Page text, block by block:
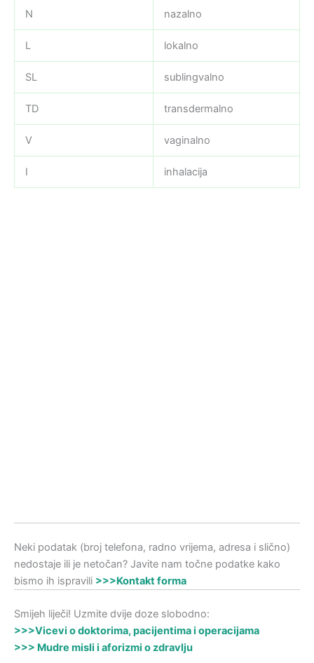
N nazalno
L lokalno
SL sublingvalno
TD transdermalno
V vaginalno
I inhalacija
Neki podatak (broj telefona, radno vrijema, adresa i slično)
nedostaje ili je netočan? Javite nam točne podatke kako
bismo ih ispravili >>>Kontakt forma
Smijeh liječi! Uzmite dvije doze slobodno:
>>>Vicevi o doktorima, pacijentima i operacijama
>>> Mudre misli i aforizmi o zdravlju